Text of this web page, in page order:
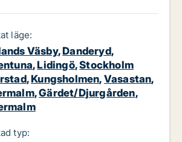
läge:
Väsby,Danderyd,
,Lidingö,Stockholm
,Kungsholmen, Vasastan,
,Gärdet/Djurgården,
typ: